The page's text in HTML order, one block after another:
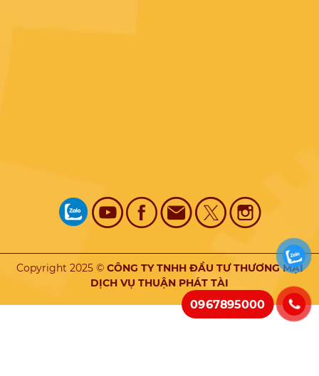
Copyright 2025 © CÔNG TY TNHH ĐẦU TƯ THƯƠNG MẠI
DỊCH VỤ THUẬN PHÁT TÀI
0967895000